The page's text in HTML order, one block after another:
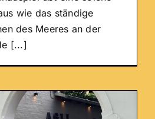
wie das ständige
des Meeres an der
[...]